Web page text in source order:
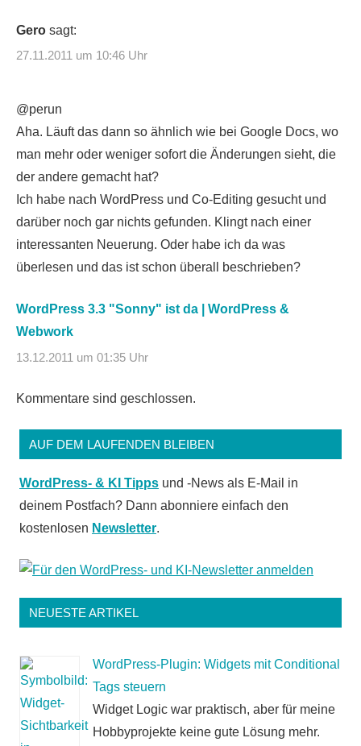
Gero sagt:
27.11.2011 um 10:46 Uhr
@perun
Aha. Läuft das dann so ähnlich wie bei Google Docs, wo
man mehr oder weniger sofort die Änderungen sieht, die
der andere gemacht hat?
Ich habe nach WordPress und Co-Editing gesucht und
darüber noch gar nichts gefunden. Klingt nach einer
interessanten Neuerung. Oder habe ich da was
überlesen und das ist schon überall beschrieben?
WordPress 3.3 "Sonny" ist da | WordPress &
Webwork
13.12.2011 um 01:35 Uhr
Kommentare sind geschlossen.
AUF DEM LAUFENDEN BLEIBEN
WordPress- & KI Tipps und -News als E-Mail in
deinem Postfach? Dann abonniere einfach den
kostenlosen Newsletter.
NEUESTE ARTIKEL
WordPress-Plugin: Widgets mit Conditional
Tags steuern
Widget Logic war praktisch, aber für meine
Hobbyprojekte keine gute Lösung mehr.